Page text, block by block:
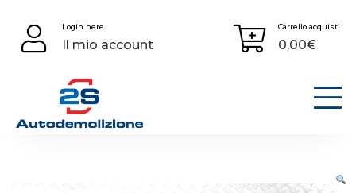
content
Login here
Il mio account
Carrello acquisti
0,00€